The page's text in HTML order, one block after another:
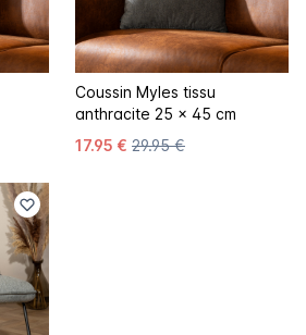
Coussin Myles tissu
anthracite 25 x 45 cm
17.95 € 29.95 €